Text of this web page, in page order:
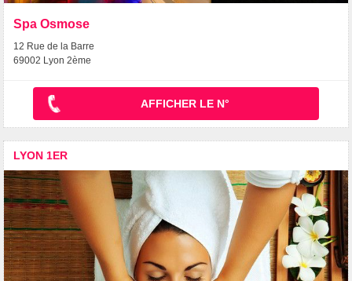
Spa Osmose
12 Rue de la Barre
69002 Lyon 2ème
AFFICHER LE N°
LYON 1ER